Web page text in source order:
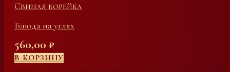
Свиная корейка
Блюда на углях
560,00 ₽
В КОРЗИНУ